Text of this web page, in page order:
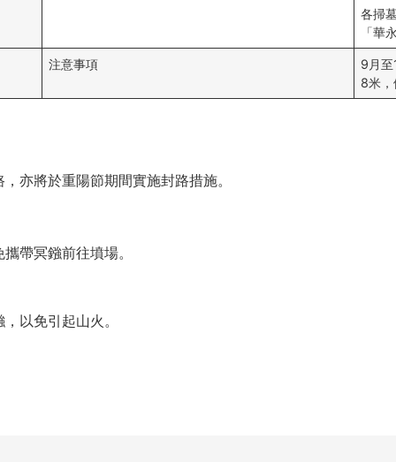
各掃
「華
注意事項
9月至
8米
亦將於重陽節期間實施封路措施。
帶冥鏹前往墳場。
以免引起山火。